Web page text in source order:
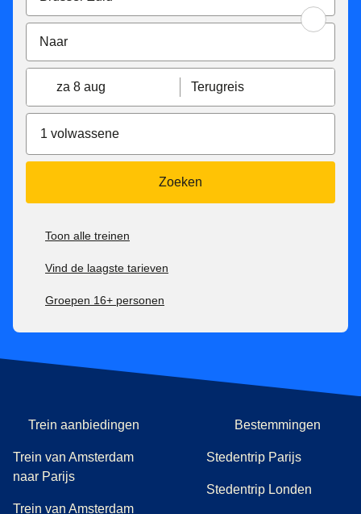
za 8 aug Terugreis
1 volwassene
Zoeken
Toon alle treinen
Vind de laagste tarieven
Groepen 16+ personen
Trein aanbiedingen
Trein van Amsterdam
naar Parijs
Trein van Amsterdam
Bestemmingen
Stedentrip Parijs
Stedentrip Londen